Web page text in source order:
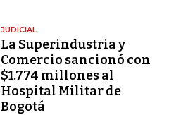
JUDICIAL
La Superindustria y
Comercio sancionó con
$1.774 millones al
Hospital Militar de
Bogotá